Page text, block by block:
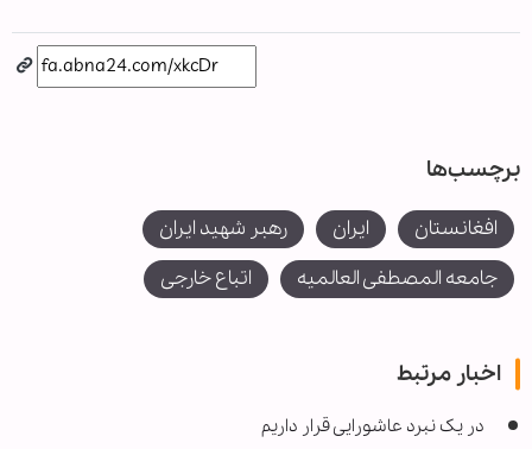
برچسب‌ها
افغانستان ایران
رهبر شهید ایران
جامعه المصطفی العالمیه
اتباع خارجی
اخبار مرتبط
در یک نبرد عاشورایی قرار داریم